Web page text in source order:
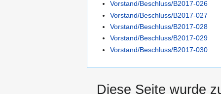
Vorstand/Beschluss/B2017-026
Vorstand/Beschluss/B2017-027
Vorstand/Beschluss/B2017-028
Vorstand/Beschluss/B2017-029
Vorstand/Beschluss/B2017-030
Diese Seite wurde